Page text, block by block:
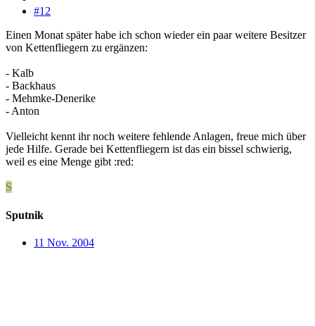
#12
Einen Monat später habe ich schon wieder ein paar weitere Besitzer
von Kettenfliegern zu ergänzen:
- Kalb
- Backhaus
- Mehmke-Denerike
- Anton
Vielleicht kennt ihr noch weitere fehlende Anlagen, freue mich über
jede Hilfe. Gerade bei Kettenfliegern ist das ein bissel schwierig,
weil es eine Menge gibt :red:
S
Sputnik
11 Nov. 2004